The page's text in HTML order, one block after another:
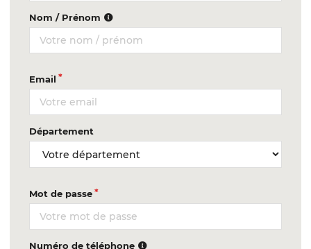
Nom / Prénom
Email
Département
Mot de passe
Numéro de téléphone